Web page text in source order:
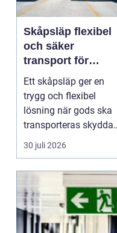
Skåpsläp flexibel
och säker
transport för
företag och
privatpersoner
Ett skåpsläp ger en
trygg och flexibel
lösning när gods ska
transporteras skyddat
mot väder, insyn o...
30 juli 2026